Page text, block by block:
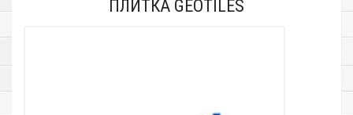
ПЛИТКА GEOTILES